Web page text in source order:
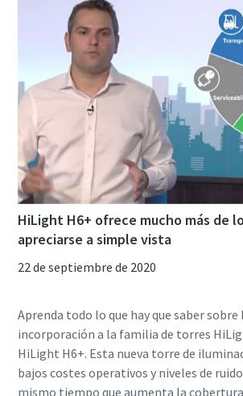
HiLight H6+ ofrece mucho más de
apreciarse a simple vista
22 de septiembre de 2020
Aprenda todo lo que hay que saber
incorporación a la familia de torres
HiLight H6+. Esta nueva torre de
bajos costes operativos y niveles de
mismo tiempo que aumenta la